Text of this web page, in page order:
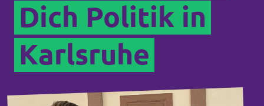
Dich Politik in
Karlsruhe